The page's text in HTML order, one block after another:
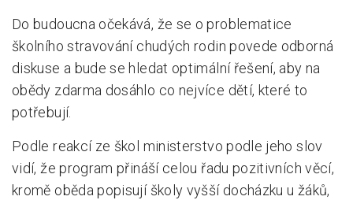
Do budoucna očekává, že se o problematice
školního stravování chudých rodin povede odborná
diskuse a bude se hledat optimální řešení, aby na
obědy zdarma dosáhlo co nejvíce dětí, které to
potřebují.
Podle reakcí ze škol ministerstvo podle jeho slov
vidí, že program přináší celou řadu pozitivních věcí,
kromě oběda popisují školy vyšší docházku u žáků,